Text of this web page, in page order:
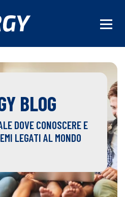
BLOG
DOVE CONOSCERE E
LEGATI AL MONDO